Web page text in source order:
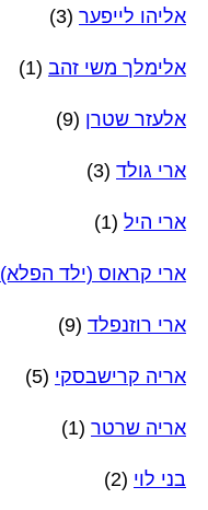
אליהו לייפער (3)
אלימלך משי זהב (1)
אלעזר שטרן (9)
ארי גולד (3)
ארי היל (1)
ארי קראוס (ילד הפלא)
ארי רוזנפלד (9)
אריה קרישבסקי (5)
אריה שרטר (1)
בני לוי (2)